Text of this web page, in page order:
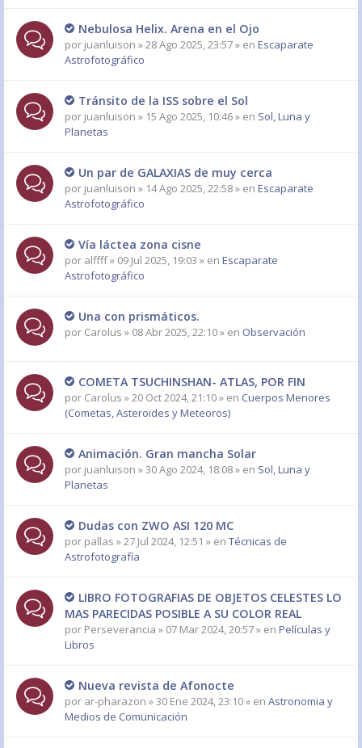
Nebulosa Helix. Arena en el Ojo
por juanluison » 28 Ago 2025, 23:57 » en Escaparate
Astrofotográfico
Tránsito de la ISS sobre el Sol
por juanluison » 15 Ago 2025, 10:46 » en Sol, Luna y
Planetas
Un par de GALAXIAS de muy cerca
por juanluison » 14 Ago 2025, 22:58 » en Escaparate
Astrofotográfico
Vía láctea zona cisne
por alffff» 09 Jul 2025, 19:03 » en Escaparate
Astrofotográfico
Una con prismáticos.
por Carolus » 08 Abr 2025, 22:10 » en Observación
COMETA TSUCHINSHAN- ATLAS, POR FIN
por Carolus » 20 Oct 2024, 21:10 » en Cuerpos Menores
(Cometas, Asteroides y Meteoros)
Animación. Gran mancha Solar
por juanluison » 30 Ago 2024, 18:08 » en Sol, Luna y
Planetas
Dudas con ZWO ASI 120 MC
por pallas » 27 Jul 2024, 12:51 » en Técnicas de
Astrofotografía
LIBRO FOTOGRAFIAS DE OBJETOS CELESTES LO
MAS PARECIDAS POSIBLE A SU COLOR REAL
por Perseverancia » 07 Mar 2024, 20:57 » en Películas y
Libros
Nueva revista de Afonocte
por ar-pharazon » 30 Ene 2024, 23:10 » en Astronomia y
Medios de Comunicación